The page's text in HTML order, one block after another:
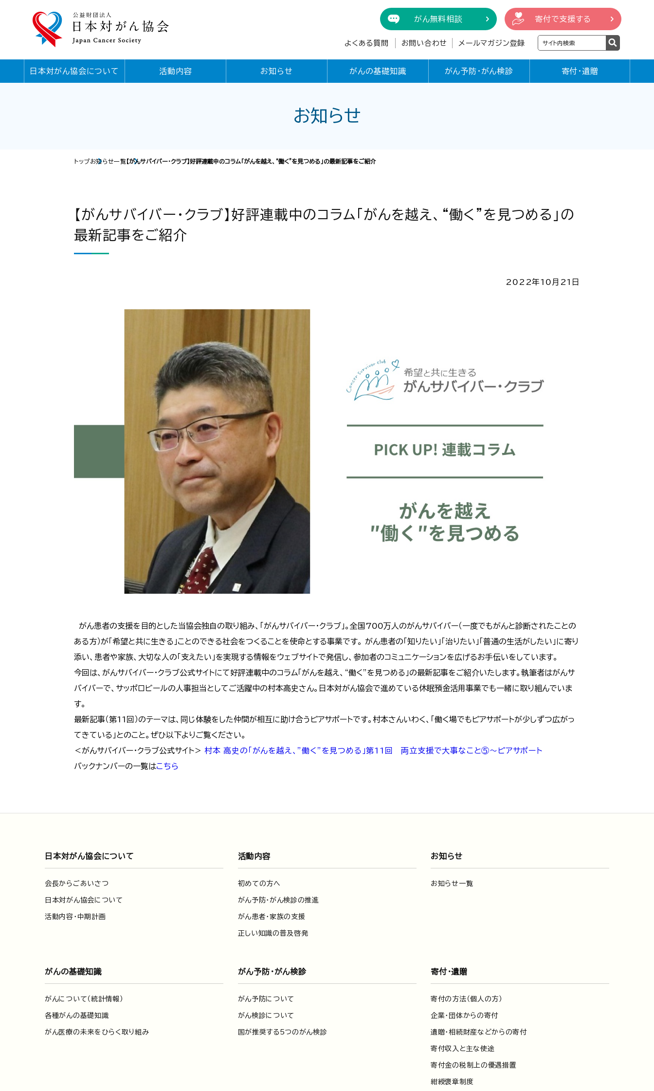
がん無料相談 寄付で支援する
よくある質問 お問い合わせ メールマガジン登録
日本対がん協会について 活動内容 お知らせ がんの基礎知識 がん予防・がん検診 寄付・遺贈
お知らせ
トップお知らせ一覧 【がんサバイバー・クラブ】好評連載中のコラム「がんを越え、“働く”を見つめる」の最新記事をご紹介
【がんサバイバー・クラブ】好評連載中のコラム「がんを越え、“働く”を見つめる」の
最新記事をご紹介
2022年10月21日
がん患者の支援を目的とした当協会独自の取り組み、「がんサバイバー・クラブ」。全国700万人のがんサバイバー（一度でもがんと診断されたことの
ある方）が「希望と共に生きる」ことのできる社会をつくることを使命とする事業です。 がん患者の「知りたい」「治りたい」「普通の生活がしたい」に寄り
添い、患者や家族、大切な人の「支えたい」を実現する情報をウェブサイトで発信し、参加者のコミュニケーションを広げるお手伝いをしています。
今回は、がんサバイバー・クラブ公式サイトにて好評連載中のコラム「がんを越え、“働く”を見つめる」の最新記事をご紹介いたします。執筆者はがんサ
バイバーで、サッポロビールの人事担当としてご活躍中の村本高史さん。日本対がん協会で進めている休眠預金活用事業でも一緒に取り組んでいま
す。
最新記事（第11回）のテーマは、同じ体験をした仲間が相互に助け合うピアサポートです。村本さんいわく、「働く場でもピアサポートが少しずつ広がっ
てきている」とのこと。ぜひ以下よりご覧ください。
＜がんサバイバー・クラブ公式サイト＞ 村本 高史の「がんを越え、”働く”を見つめる」第11回 両立支援で大事なこと⑤～ピアサポート
バックナンバーの一覧はこちら
日本対がん協会について
会長からごあいさつ
日本対がん協会について
活動内容・中期計画
活動内容
初めての方へ
がん予防・がん検診の推進
がん患者・家族の支援
正しい知識の普及啓発
お知らせ
お知らせ一覧
がんの基礎知識
がんについて（統計情報）
各種がんの基礎知識
がん医療の未来をひらく取り組み
がん予防・がん検診
がん予防について
がん検診について
国が推奨する5つのがん検診
寄付・遺贈
寄付の方法（個人の方）
企業・団体からの寄付
遺贈・相続財産などからの寄付
寄付収入と主な使途
寄付金の税制上の優遇措置
紺綬褒章制度